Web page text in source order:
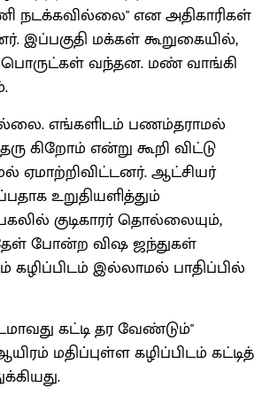
நடக்கவில்லை" என அதிகாரிகள்
இப்பகுதி மக்கள் கூறுகையில்,
பொருட்கள் வந்தன. மண் வாங்கி
எங்களிடம் பணம்தராமல்
கிறோம் என்று கூறி விட்டு
ஏமாற்றிவிட்டனர். ஆட்சியர்
உறுதியளித்தும்
குடிகாரர் தொல்லையும்,
தேள் போன்ற விஷ ஜந்துகள்
இல்லாமல் பாதிப்பில்
கட்டி தர வேண்டும்"
மதிப்புள்ள கழிப்பிடம் கட்டித்